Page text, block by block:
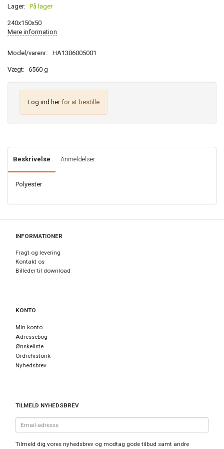
Lager: På lager
240x150x50
Mere information
Model/varenr.: HA1306005001
Vægt: 6560 g
Log ind herfor at bestille
Beskrivelse Anmeldelser
Polyester
INFORMATIONER
Fragt og levering
Kontakt os
Billeder til download
KONTO
Min konto
Adressebog
Ønskeliste
Ordrehistorik
Nyhedsbrev
TILMELD NYHEDSBREV
adresse
Tilmeld dig vores nyhedsbrev og modtag gode tilbud samt andre